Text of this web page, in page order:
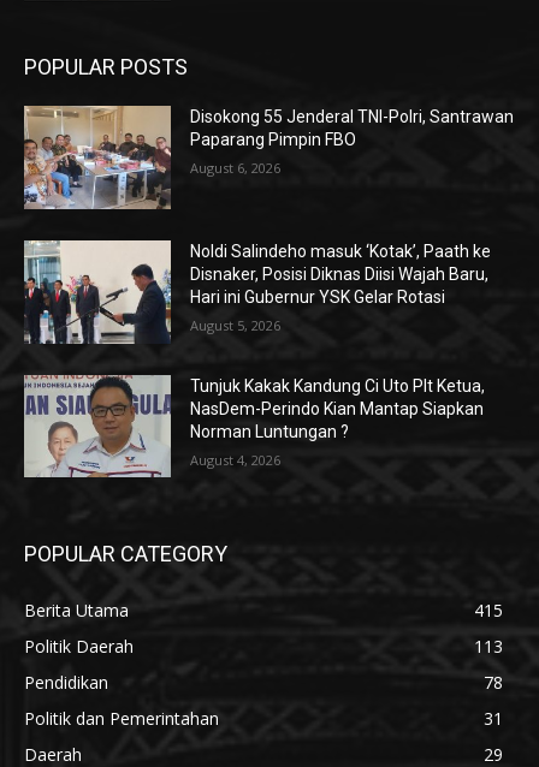
POPULAR POSTS
Disokong 55 Jenderal TNI-Polri, Santrawan
Paparang Pimpin FBO
August 6, 2026
Noldi Salindeho masuk ‘Kotak’, Paath ke
Disnaker, Posisi Diknas Diisi Wajah Baru,
Hari ini Gubernur YSK Gelar Rotasi
August 5, 2026
Tunjuk Kakak Kandung Ci Uto Plt Ketua,
NasDem-Perindo Kian Mantap Siapkan
Norman Luntungan ?
August 4, 2026
POPULAR CATEGORY
Berita Utama
415
Politik Daerah
113
Pendidikan
78
Politik dan Pemerintahan
31
Daerah
29